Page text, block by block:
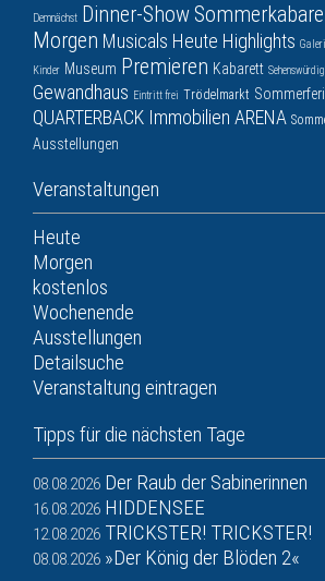
Demnächst Dinner-Show
Morgen Musicals Heute Highlights
Kinder Museum Premieren Kabarett
Gewandhaus Eintritt frei Trödelmarkt
QUARTERBACK Immobilien ARENA
Ausstellungen
Veranstaltungen
Heute
Morgen
kostenlos
Wochenende
Ausstellungen
Detailsuche
Veranstaltung eintragen
Tipps für die nächsten Tage
08.08.2026 Der Raub der Sabinerinnen
16.08.2026 HIDDENSEE
12.08.2026 TRICKSTER! TRICKSTER!
08.08.2026 »Der König der Blöden 2«